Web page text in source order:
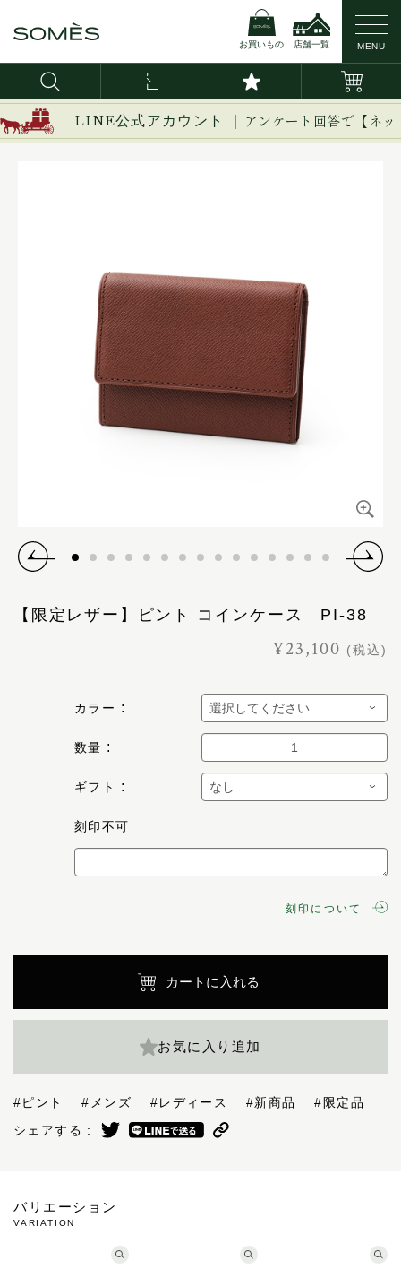
お買いもの 店舗一覧 MENU
LINE公式アカウント ｜ アンケート回答で【ネ
【限定レザー】ピント コインケース PI-38
¥23,100 (税込)
カラー
数量
ギフト
刻印不可
刻印について
カートに入れる
お気に入り追加
#ピント #メンズ #レディース #新商品
#限定品
シェアする :
バリエーション
VARIATION